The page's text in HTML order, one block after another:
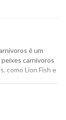
é um
carnívoros
como Lion Fish e
selecionados,
fonte de